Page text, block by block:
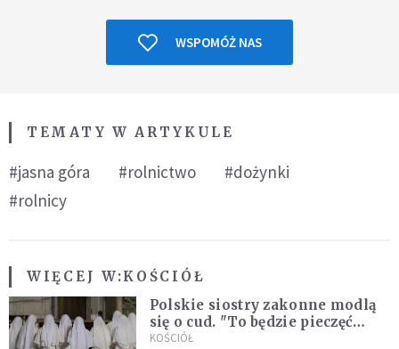
WSPOMÓŻ NAS
TEMATY W ARTYKULE
#jasna góra #rolnictwo
#dożynki
#rolnicy
WIĘCEJ W:KOŚCIÓŁ
Polskie siostry zakonne modlą
się o cud. "To będzie pieczęć
Pana Boga dla naszej wiary"
KOŚCIÓŁ